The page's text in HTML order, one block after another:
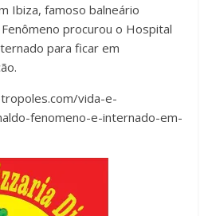
Ibiza, famoso balneário
procurou o Hospital
para ficar em
vida-e-
fenomeno-e-internado-em-